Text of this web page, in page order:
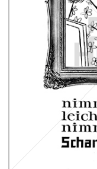
Scharlachberg